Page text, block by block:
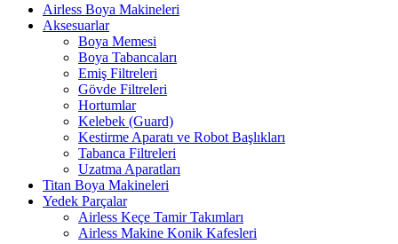
Airless Boya Makineleri
Aksesuarlar
Boya Memesi
Boya Tabancaları
Emiş Filtreleri
Gövde Filtreleri
Hortumlar
Kelebek (Guard)
Kestirme Aparatı ve Robot Başlıkları
Tabanca Filtreleri
Uzatma Aparatları
Titan Boya Makineleri
Yedek Parçalar
Airless Keçe Tamir Takımları
Airless Makine Konik Kafesleri